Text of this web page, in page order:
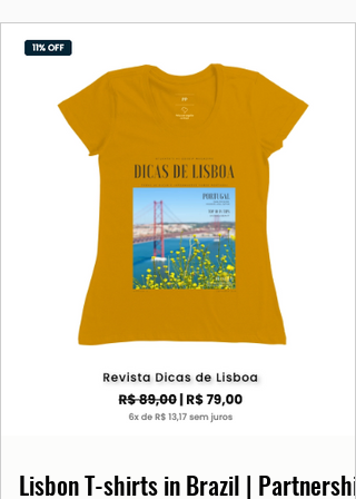
casa
Gozar uns dias de férias e viajar até
um destino à sua escolha, seja em
Portugal ou no estrangeiro
Balanço do ano que acaba
Neste dia é feito um balanço do ano que
termina quando são relembrados os
momentos bons e maus do ano que
termina e os acontecimentos mais
relevantes do ano, seja a nível pessoal ou
profissional.
Desta forma são escolhidas as resoluções
de ano novo, a cumprir ao longo do novo
ano, com toda a energia e motivação que
a mudança de ano proporciona.
Lisbon T-shirts in Brazil | Partnership